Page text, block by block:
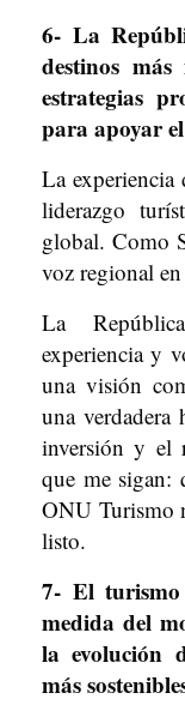
6- La
destinos
estrategias
para apoyar
La experiencia
liderazgo
global. Como
voz regional
La
experiencia y
una visión
una verdadera
inversión y el
que me sigan:
ONU Turismo
listo.
7- El turismo
medida del
la evolución
más